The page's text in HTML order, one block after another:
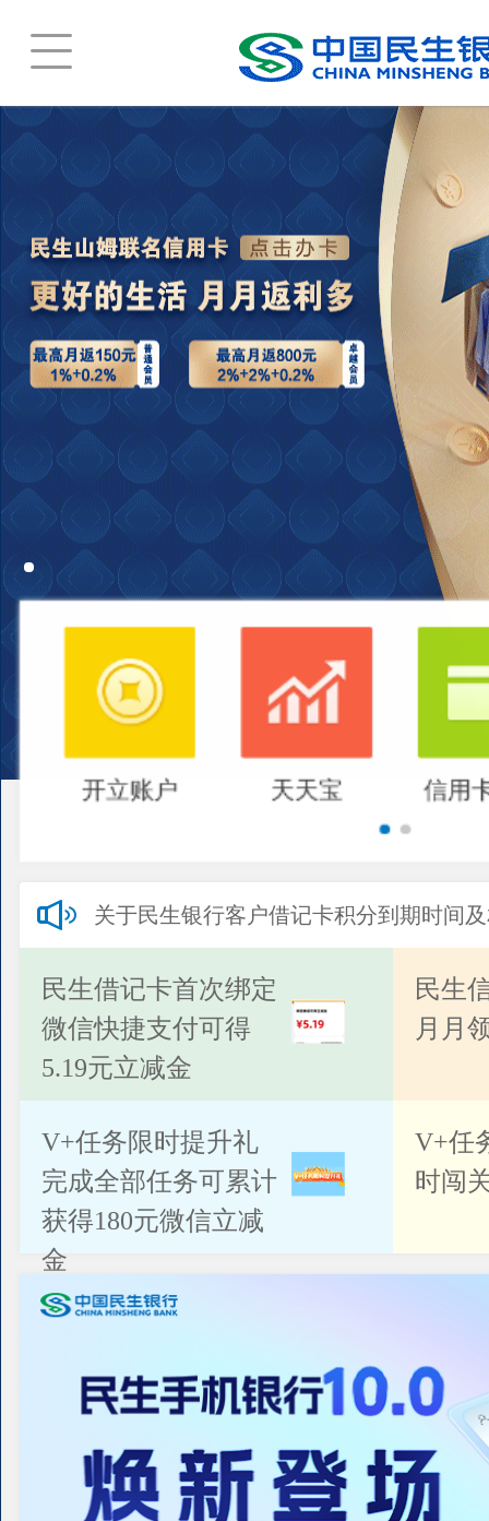
开立账户 天天宝 信用
关于民生银行客户借记卡积分到期时间
公告
民生借记卡首次绑定
微信快捷支付可得
5.19元立减金
民生
月月
V+任务限时提升礼
完成全部任务可累计
获得180元微信立减
金
V+任
时闯